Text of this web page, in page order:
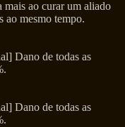
ao curar um aliado
ao mesmo tempo.
Dano de todas as
Dano de todas as